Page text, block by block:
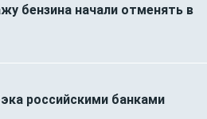
бензина начали отменять в
российскими банками